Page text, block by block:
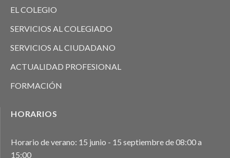
EL COLEGIO
SERVICIOS AL COLEGIADO
SERVICIOS AL CIUDADANO
ACTUALIDAD PROFESIONAL
FORMACIÓN
HORARIOS
Horario de verano: 15 junio - 15 septiembre de 08:00 a
15:00